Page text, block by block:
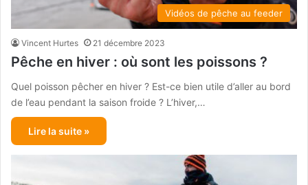
Vidéos de pêche au feeder
Vincent Hurtes 21 décembre 2023
Pêche en hiver : où sont les poissons ?
Quel poisson pêcher en hiver ? Est-ce bien utile d’aller au bord
de l’eau pendant la saison froide ? L’hiver,…
Lire la suite »